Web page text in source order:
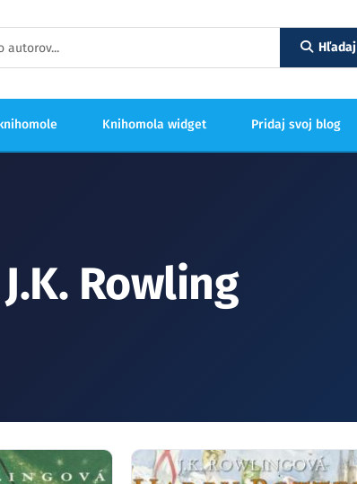
Hľadaj
Knihomola widget Pridaj svoj blog
J.K. Rowling